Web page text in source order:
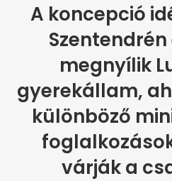
A koncepció
megnyílik
gyerekállam,
különböző
várják a